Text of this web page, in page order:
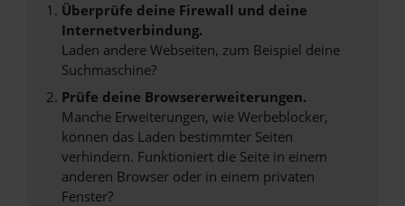
Überprüfe deine Firewall und deine
Internetverbindung.
Laden andere Webseiten, zum Beispiel deine
Suchmaschine?
Prüfe deine Browsererweiterungen.
Manche Erweiterungen, wie Werbeblocker,
können das Laden bestimmter Seiten
verhindern. Funktioniert die Seite in einem
anderen Browser oder in einem privaten
Fenster?